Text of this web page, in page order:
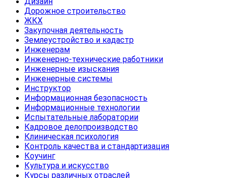
Дорожное строительство
ЖКХ
Закупочная деятельность
Землеустройство и кадастр
Инженерам
Инженерно-технические работники
Инженерные изыскания
Инженерные системы
Инструктор
Информационная безопасность
Информационные технологии
Испытательные лаборатории
Кадровое делопроизводство
Клиническая психология
Контроль качества и стандартизация
Коучинг
Культура и искусство
Курсы различных отраслей